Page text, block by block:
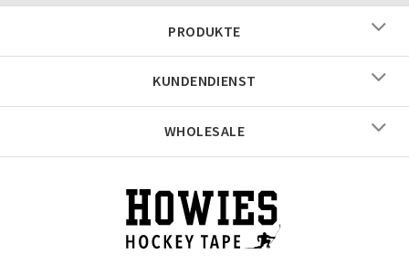
PRODUKTE
KUNDENDIENST
WHOLESALE